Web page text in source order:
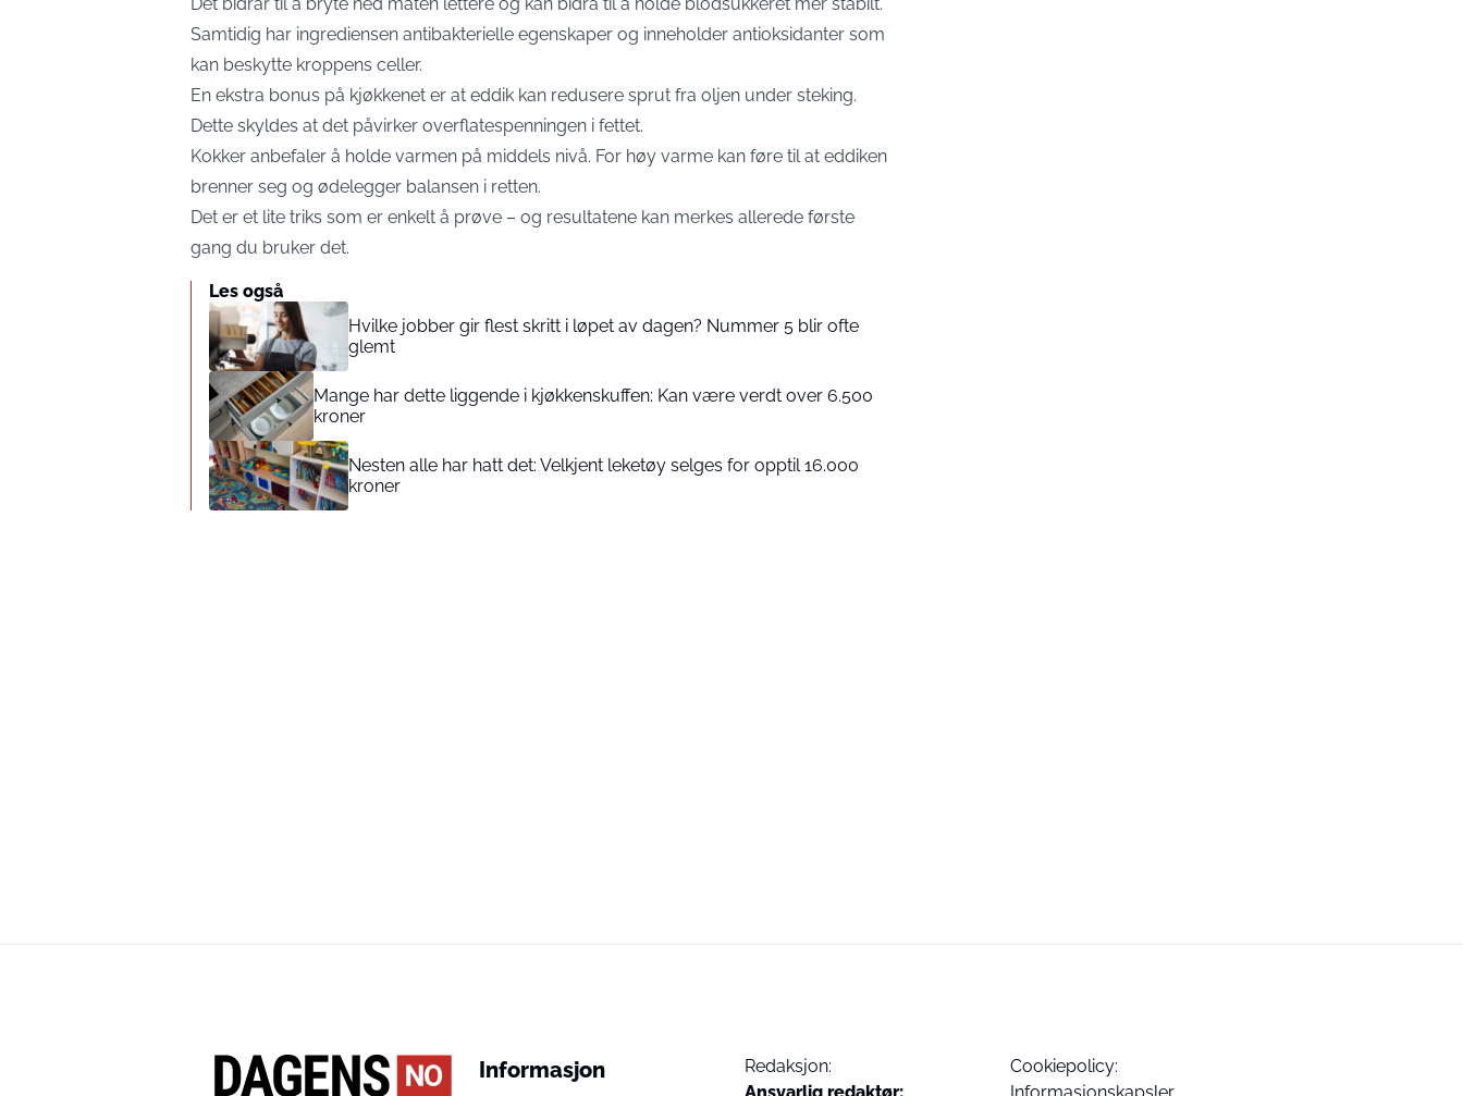
Samtidig har ingrediensen antibakterielle egenskaper og inneholder antioksidanter som
kan beskytte kroppens celler.
En ekstra bonus på kjøkkenet er at eddik kan redusere sprut fra oljen under steking.
Dette skyldes at det påvirker overflatespenningen i fettet.
Kokker anbefaler å holde varmen på middels nivå. For høy varme kan føre til at eddiken
brenner seg og ødelegger balansen i retten.
Det er et lite triks som er enkelt å prøve – og resultatene kan merkes allerede første
gang du bruker det.
Les også
Hvilke jobber gir flest skritt i løpet av dagen? Nummer 5 blir ofte
glemt
Mange har dette liggende i kjøkkenskuffen: Kan være verdt over 6.500
kroner
Nesten alle har hatt det: Velkjent leketøy selges for opptil 16.000
kroner
Informasjon
Redaksjon:
Cookiepolicy: